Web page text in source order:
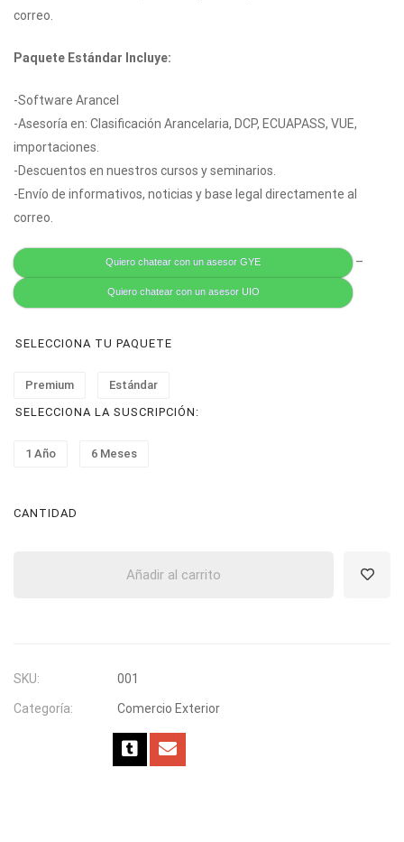
correo.
Paquete Estándar Incluye:
-Software Arancel
-Asesoría en: Clasificación Arancelaria, DCP, ECUAPASS, VUE,
importaciones.
-Descuentos en nuestros cursos y seminarios.
-Envío de informativos, noticias y base legal directamente al
correo.
Quiero chatear con un asesor GYE –
Quiero chatear con un asesor UIO
SELECCIONA TU PAQUETE
Premium
Estándar
SELECCIONA LA SUSCRIPCIÓN:
1 Año 6 Meses
CANTIDAD
Añadir al carrito
SKU: 001
Categoría: Comercio Exterior